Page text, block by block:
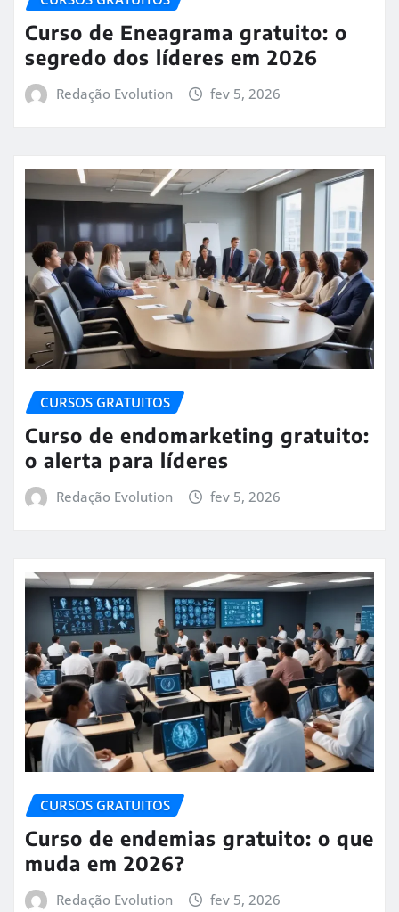
Curso de Eneagrama gratuito: o
segredo dos líderes em 2026
Redação Evolution fev 5, 2026
CURSOS GRATUITOS
Curso de endomarketing gratuito:
o alerta para líderes
Redação Evolution fev 5, 2026
CURSOS GRATUITOS
Curso de endemias gratuito: o que
muda em 2026?
Redação Evolution fev 5, 2026